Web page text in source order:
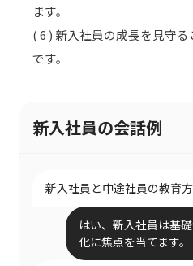
ます。
( 6 ) 新入社員の成長を見守
です。
新入社員の会話例
新入社員と中途社員の教育
はい、新入社員は基
化に焦点を当てます。